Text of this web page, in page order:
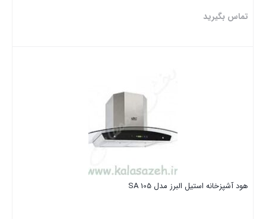
تماس بگیرید
هود آشپزخانه استیل البرز مدل SA 105